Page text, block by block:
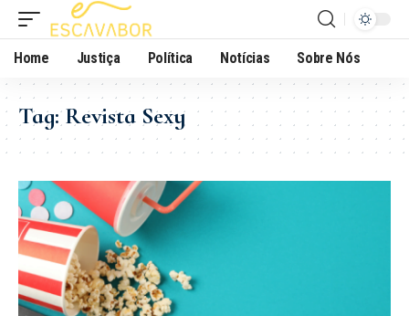
Home Justiça Política Notícias Sobre Nós
Tag:Revista Sexy